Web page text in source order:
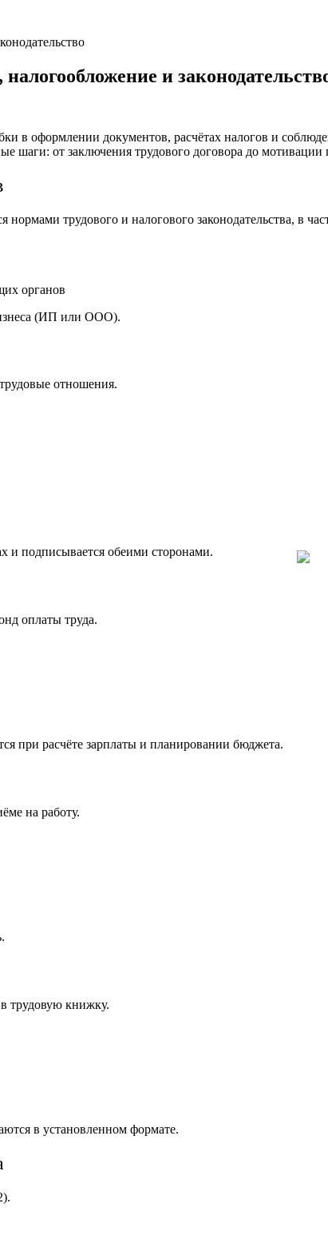
и
в оформлении документов, расчётах налогов и
шаги: от заключения трудового договора до мотивации
нормами трудового и налогового законодательства, в
органов
(ИП или ООО).
отношения.
и подписывается обеими сторонами.
оплаты труда.
при расчёте зарплаты и планировании бюджета.
на работу.
трудовую книжку.
в установленном формате.